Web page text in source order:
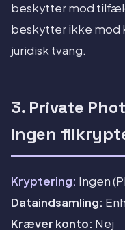
beskytter mod
beskytter ikke mod
juridisk tvang.
3. Private
ingen
Kryptering: Ingen
Dataindsamling:
Kræver konto: Nej